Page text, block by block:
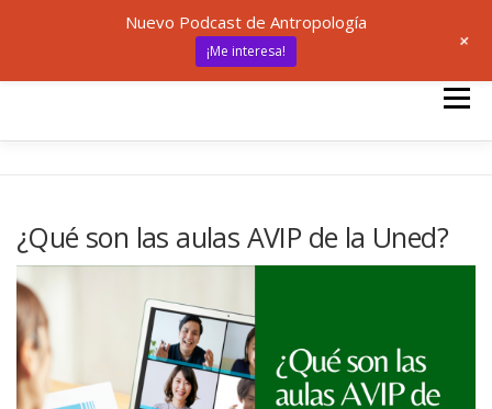
Menú
🎙 ANTRÓPODAS ARTÍCULOS RECURSOS
✍ SOBRE MÍ
¿Qué son las aulas AVIP de la Uned?
Nuevo Podcast de Antropología
¡Me interesa! +